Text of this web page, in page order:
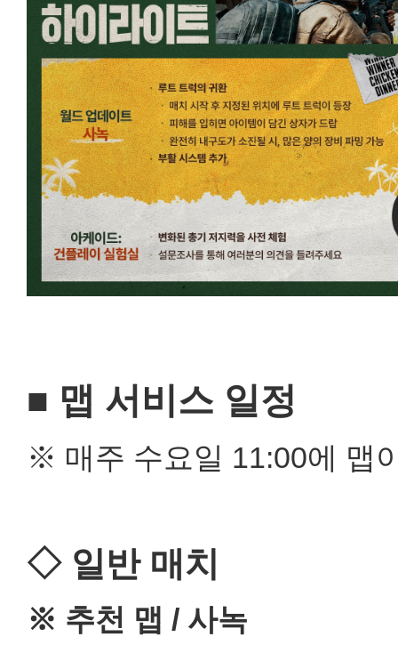
■ 맵 서비스 일정
※ 매주 수요일 11:00에 맵
◇ 일반 매치
※ 추천 맵 / 사녹